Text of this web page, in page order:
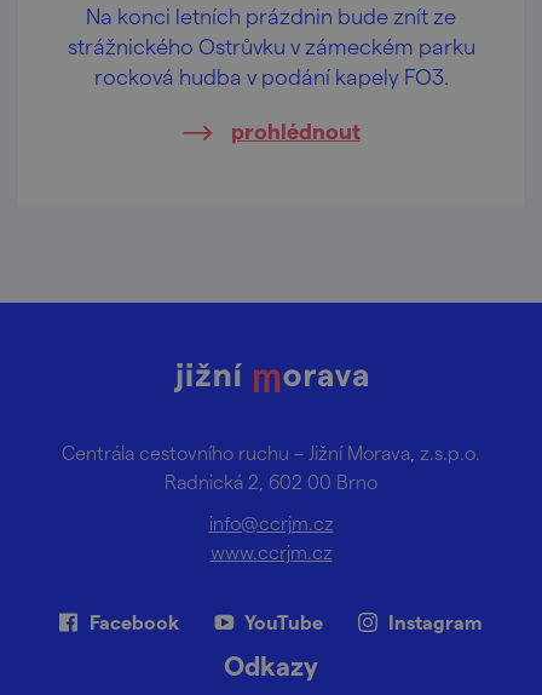
Na konci letních prázdnin bude znít ze
strážnického Ostrůvku v zámeckém parku
rocková hudba v podání kapely FO3.
prohlédnout
Centrála cestovního ruchu – Jižní Morava, z.s.p.o.
Radnická 2, 602 00 Brno
info@ccrjm.cz
www.ccrjm.cz
Facebook YouTube Instagram
Odkazy